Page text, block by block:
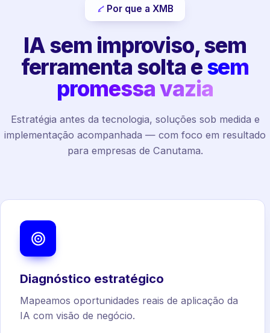
Por que a XMB
IA sem improviso, sem
ferramenta solta esem
promessa vazia
Estratégia antes da tecnologia, soluções sob medida e
implementação acompanhada — com foco em resultado
para empresas de Canutama.
Diagnóstico estratégico
Mapeamos oportunidades reais de aplicação da
IA com visão de negócio.